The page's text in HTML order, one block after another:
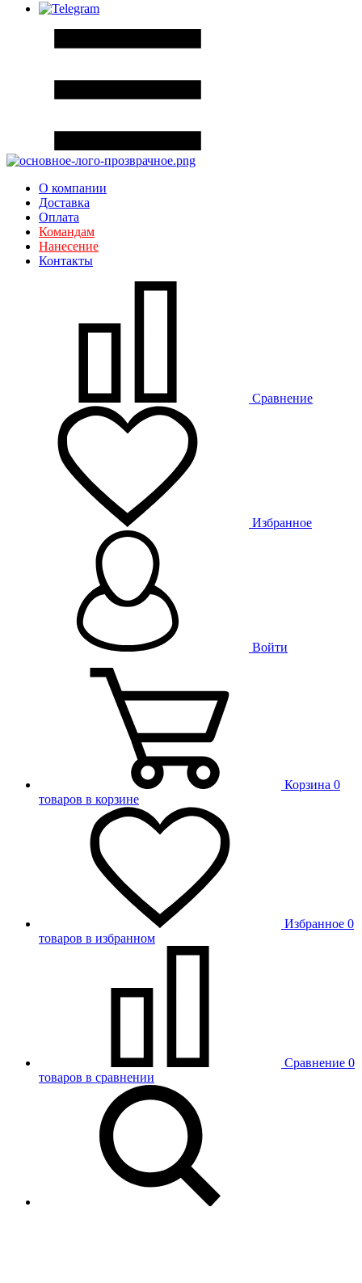
О компании
Доставка
Оплата
Командам
Нанесение
Контакты
Сравнение
Избранное
Войти
Корзина 0
товаров в корзине
Избранное 0
товаров в избранном
Сравнение 0
товаров в сравнении